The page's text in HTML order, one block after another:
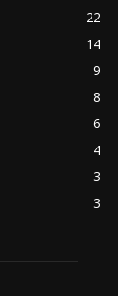
22
14
9
8
6
4
3
3